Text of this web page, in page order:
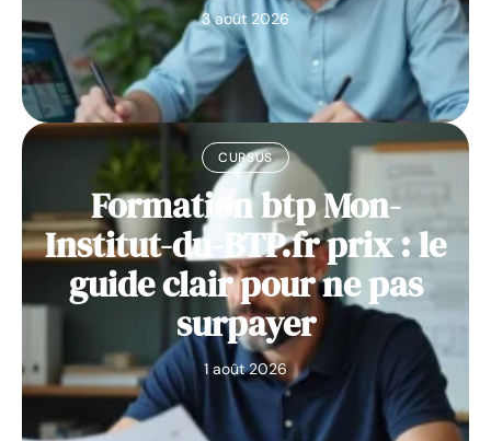
3 août 2026
CURSUS
Formation btp Mon-
Institut-du-BTP.fr prix : le
guide clair pour ne pas
surpayer
1 août 2026